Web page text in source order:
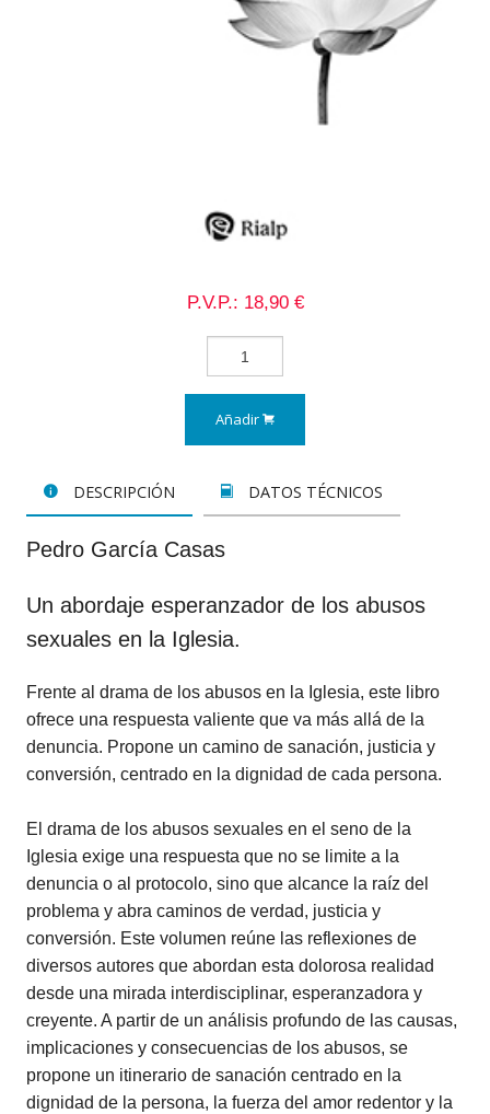
P.V.P.: 18,90 €
Añadir
DESCRIPCIÓN DATOS TÉCNICOS
Pedro García Casas
Un abordaje esperanzador de los abusos
sexuales en la Iglesia.
Frente al drama de los abusos en la Iglesia, este libro
ofrece una respuesta valiente que va más allá de la
denuncia. Propone un camino de sanación, justicia y
conversión, centrado en la dignidad de cada persona.
El drama de los abusos sexuales en el seno de la
Iglesia exige una respuesta que no se limite a la
denuncia o al protocolo, sino que alcance la raíz del
problema y abra caminos de verdad, justicia y
conversión. Este volumen reúne las reflexiones de
diversos autores que abordan esta dolorosa realidad
desde una mirada interdisciplinar, esperanzadora y
creyente. A partir de un análisis profundo de las causas,
implicaciones y consecuencias de los abusos, se
propone un itinerario de sanación centrado en la
dignidad de la persona, la fuerza del amor redentor y la